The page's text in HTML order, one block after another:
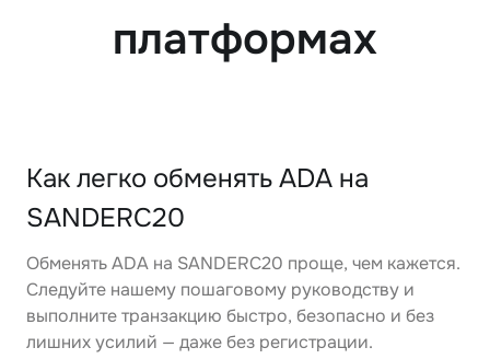
платформах
Как легко обменять ADA на
SANDERC20
Обменять ADA на SANDERC20 проще, чем кажется.
Следуйте нашему пошаговому руководству и
выполните транзакцию быстро, безопасно и без
лишних усилий — даже без регистрации.